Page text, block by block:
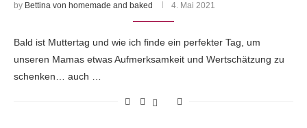
by Bettina von homemade and baked 4. Mai 2021
Bald ist Muttertag und wie ich finde ein perfekter Tag, um
unseren Mamas etwas Aufmerksamkeit und Wertschätzung zu
schenken… auch …